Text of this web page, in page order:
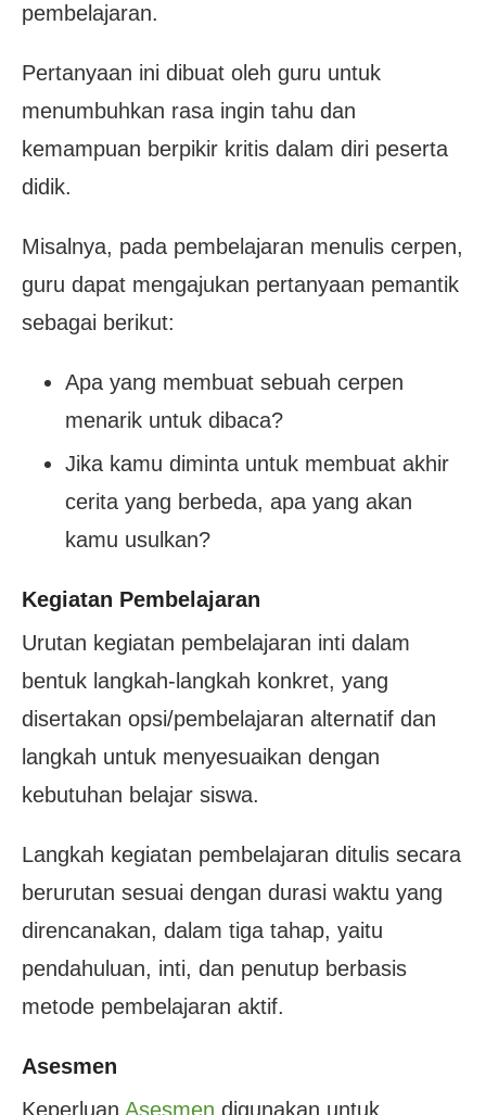
pembelajaran.
Pertanyaan ini dibuat oleh guru untuk
menumbuhkan rasa ingin tahu dan
kemampuan berpikir kritis dalam diri peserta
didik.
Misalnya, pada pembelajaran menulis cerpen,
guru dapat mengajukan pertanyaan pemantik
sebagai berikut:
Apa yang membuat sebuah cerpen
menarik untuk dibaca?
Jika kamu diminta untuk membuat akhir
cerita yang berbeda, apa yang akan
kamu usulkan?
Kegiatan Pembelajaran
Urutan kegiatan pembelajaran inti dalam
bentuk langkah-langkah konkret, yang
disertakan opsi/pembelajaran alternatif dan
langkah untuk menyesuaikan dengan
kebutuhan belajar siswa.
Langkah kegiatan pembelajaran ditulis secara
berurutan sesuai dengan durasi waktu yang
direncanakan, dalam tiga tahap, yaitu
pendahuluan, inti, dan penutup berbasis
metode pembelajaran aktif.
Asesmen
Keperluan Asesmen digunakan untuk